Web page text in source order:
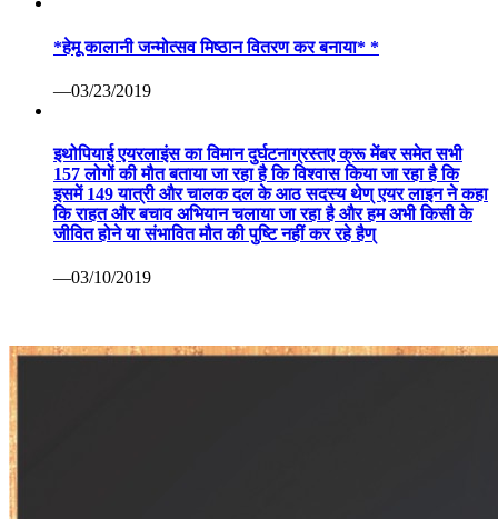
*हेमू कालानी जन्मोत्सव मिष्ठान वितरण कर बनाया* *
—03/23/2019
इथोपियाई एयरलाइंस का विमान दुर्घटनाग्रस्तए क्रू मेंबर समेत सभी
157 लोगों की मौत बताया जा रहा है कि विश्वास किया जा रहा है कि
इसमें 149 यात्री और चालक दल के आठ सदस्य थेण् एयर लाइन ने कहा
कि राहत और बचाव अभियान चलाया जा रहा है और हम अभी किसी के
जीवित होने या संभावित मौत की पुष्टि नहीं कर रहे हैण्
—03/10/2019